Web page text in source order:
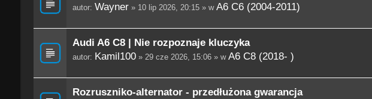
autor: Wayner» 10 lip 2026, 20:15 » w A6 C6 (2004-2011)
Audi A6 C8 | Nie rozpoznaje kluczyka
autor: Kamil100» 29 cze 2026, 15:06 » w A6 C8 (2018- )
Rozruszniko-alternator - przedłużona gwarancja